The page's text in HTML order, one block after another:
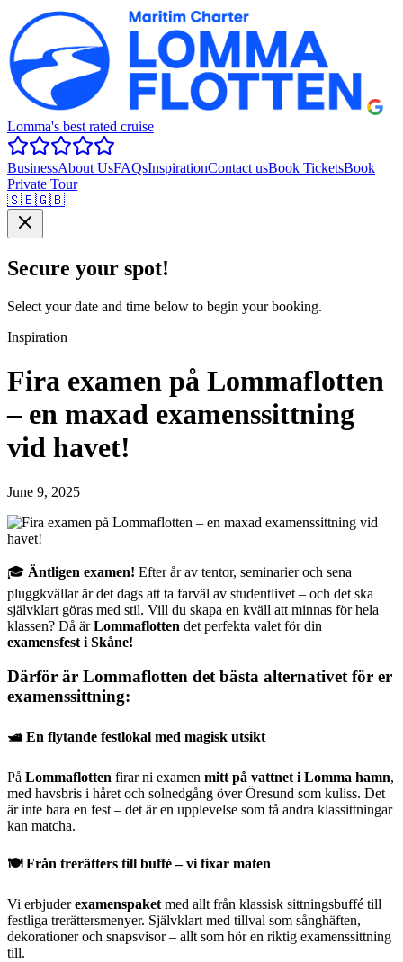
Lomma's best rated cruise
BusinessAbout UsFAQsInspirationContact usBook TicketsBook
Private Tour
🇸🇪🇬🇧
Secure your spot!
Select your date and time below to begin your booking.
Inspiration
Fira examen på Lommaflotten
– en maxad examenssittning
vid havet!
June 9, 2025
🎓 Äntligen examen! Efter år av tentor, seminarier och sena
pluggkvällar är det dags att ta farväl av studentlivet – och det ska
självklart göras med stil. Vill du skapa en kväll att minnas för hela
klassen? Då ärLommaflotten det perfekta valet för din
examensfest i Skåne!
Därför är Lommaflotten det bästa alternativet för er
examenssittning:
🛥️ En flytande festlokal med magisk utsikt
På Lommaflotten firar ni examen mitt på vattnet i Lomma hamn,
med havsbris i håret och solnedgång över Öresund som kuliss. Det
är inte bara en fest – det är en upplevelse som få andra klassittningar
kan matcha.
🍽️ Från trerätters till buffé – vi fixar maten
Vi erbjuderexamenspaketmed allt från klassisk sittningsbuffé till
festliga trerättersmenyer. Självklart med tillval som sånghäften,
dekorationer och snapsvisor – allt som hör en riktig examenssittning
till.